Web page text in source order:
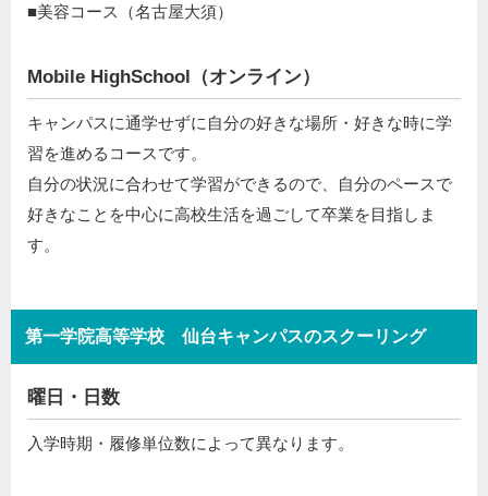
■美容コース（名古屋大須）
Mobile HighSchool（オンライン）
キャンパスに通学せずに自分の好きな場所・好きな時に学
習を進めるコースです。
自分の状況に合わせて学習ができるので、自分のペースで
好きなことを中心に高校生活を過ごして卒業を目指しま
す。
第一学院高等学校 仙台キャンパスのスクーリング
曜日・日数
入学時期・履修単位数によって異なります。